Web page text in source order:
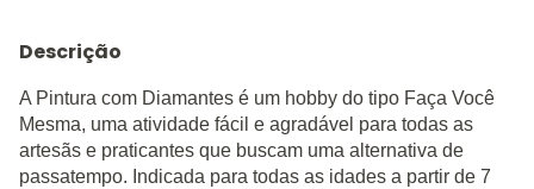
Descrição
A Pintura com Diamantes é um hobby do tipo Faça Você
Mesma, uma atividade fácil e agradável para todas as
artesãs e praticantes que buscam uma alternativa de
passatempo. Indicada para todas as idades a partir de 7